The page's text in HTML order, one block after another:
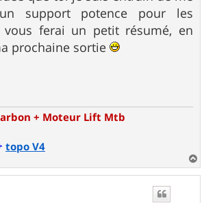
support potence pour les
ferai un petit résumé, en
prochaine sortie
+ Moteur Lift Mtb
topo V4
a
u